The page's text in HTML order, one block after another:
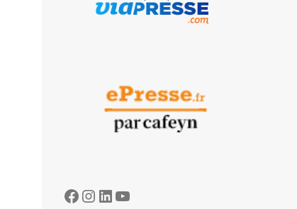
Facebook
Instagram
LinkedIn
YouTube